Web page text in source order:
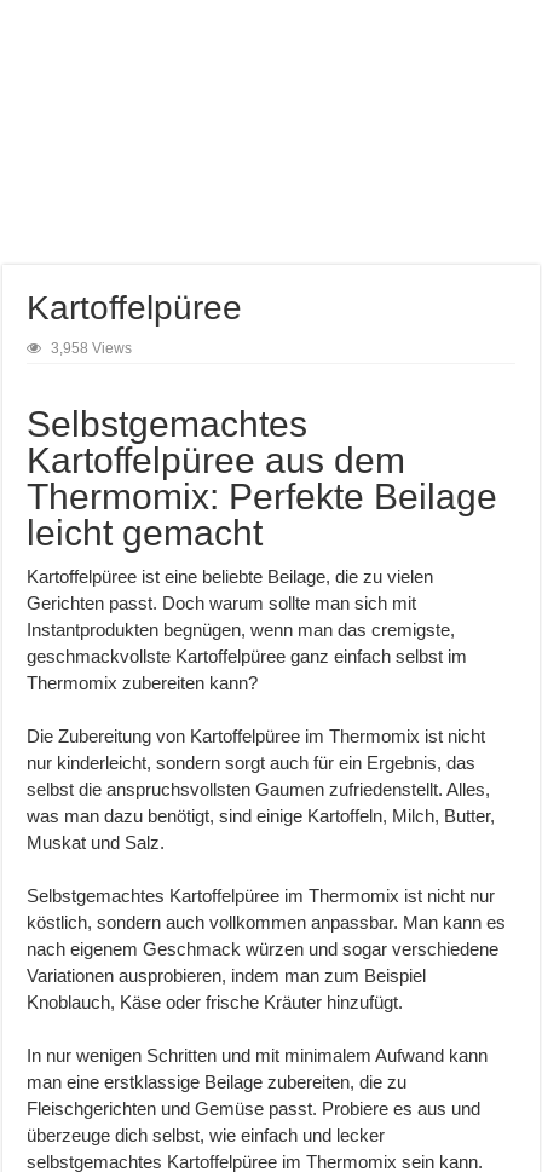
Kartoffelpüree
3,958 Views
Selbstgemachtes
Kartoffelpüree aus dem
Thermomix: Perfekte Beilage
leicht gemacht
Kartoffelpüree ist eine beliebte Beilage, die zu vielen
Gerichten passt. Doch warum sollte man sich mit
Instantprodukten begnügen, wenn man das cremigste,
geschmackvollste Kartoffelpüree ganz einfach selbst im
Thermomix zubereiten kann?
Die Zubereitung von Kartoffelpüree im Thermomix ist nicht
nur kinderleicht, sondern sorgt auch für ein Ergebnis, das
selbst die anspruchsvollsten Gaumen zufriedenstellt. Alles,
was man dazu benötigt, sind einige Kartoffeln, Milch, Butter,
Muskat und Salz.
Selbstgemachtes Kartoffelpüree im Thermomix ist nicht nur
köstlich, sondern auch vollkommen anpassbar. Man kann es
nach eigenem Geschmack würzen und sogar verschiedene
Variationen ausprobieren, indem man zum Beispiel
Knoblauch, Käse oder frische Kräuter hinzufügt.
In nur wenigen Schritten und mit minimalem Aufwand kann
man eine erstklassige Beilage zubereiten, die zu
Fleischgerichten und Gemüse passt. Probiere es aus und
überzeuge dich selbst, wie einfach und lecker
selbstgemachtes Kartoffelpüree im Thermomix sein kann.